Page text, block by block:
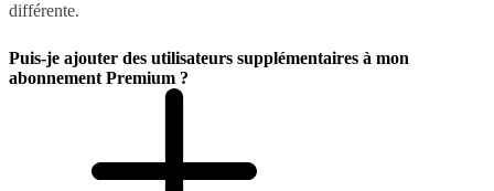
différente.
Puis-je ajouter des utilisateurs supplémentaires à mon
abonnement Premium ?